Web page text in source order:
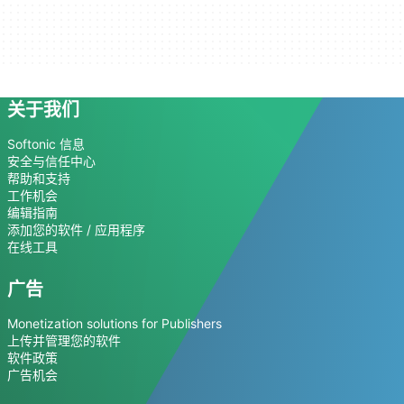
关于我们
Softonic 信息
安全与信任中心
帮助和支持
工作机会
编辑指南
添加您的软件 / 应用程序
在线工具
广告
Monetization solutions for Publishers
上传并管理您的软件
软件政策
广告机会